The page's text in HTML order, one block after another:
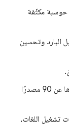
حوسبة مكثّفة
البارد وتحسين
، ما يتيح جميع مصادر الأحداث التي يزيد عددها عن 90 مصدرًا
تشغيل اللغات،